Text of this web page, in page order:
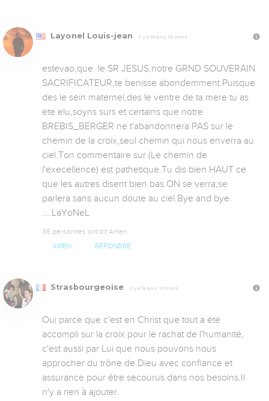
Layonel Louis-jean Il y a 15 ans, 10 mois
estevao,que  le SR JESUS,notre GRND SOUVERAIN
SACRIFICATEUR,te benisse abondemment.Puisque
des le sein maternel,des le ventre de ta mere tu as
ete elu,soyns surs et certains que notre
BREBIS_BERGER ne t'abandonnera PAS sur le
chemin de la croix,seul chemin qui nous enverra au
ciel.Ton commentaire sur (Le chemin de
l'execellence) est pathetique.Tu dis bien HAUT ce
que les autres disent bien bas.ON se verra,se
parlera sans aucun doute au ciel.Bye and bye.
....LaYoNeL
36 personnes ont dit Amen
AMEN RÉPONDRE
Strasbourgeoise Il y a 15 ans, 10 mois
Oui parce que c'est en Christ que tout a été
accompli sur la croix pour le rachat de l'humanité,
c'est aussi par Lui que nous pouvons nous
approcher du trône de Dieu avec confiance et
assurance pour être secourus dans nos besoins.Il
n'y a rien à ajouter.